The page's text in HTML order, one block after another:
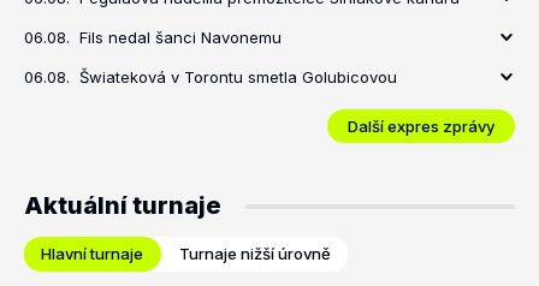
06.08. Fils nedal šanci Navonemu
06.08. Šwiateková v Torontu smetla Golubicovou
Další expres zprávy
Aktuální turnaje
Hlavní turnaje Turnaje nižší úrovně